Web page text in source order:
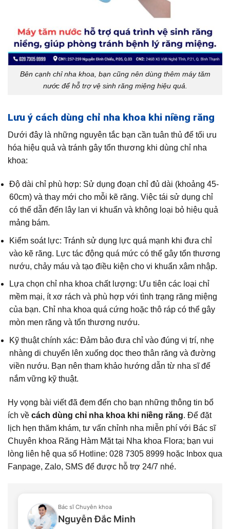
Bên cạnh chỉ nha khoa, bạn cũng nên dùng thêm máy tăm
nước để hỗ trợ vệ sinh răng miệng hiệu quả.
Lưu ý cách dùng chỉ nha khoa khi niềng răng
Dưới đây là những nguyên tắc bạn cần tuân thủ để tối ưu
hóa hiệu quả và tránh gây tổn thương khi dùng chỉ nha
khoa:
Độ dài chỉ phù hợp: Sử dụng đoạn chỉ đủ dài (khoảng 45-
60cm) và thay mới cho mỗi kẽ răng. Việc tái sử dụng chỉ
có thể dẫn đến lây lan vi khuẩn và không loại bỏ hiệu quả
mảng bám.
Kiểm soát lực: Tránh sử dụng lực quá mạnh khi đưa chỉ
vào kẽ răng. Lực tác động quá mức có thể gây tổn thương
nướu, chảy máu và tạo điều kiện cho vi khuẩn xâm nhập.
Lựa chọn chỉ nha khoa chất lượng: Ưu tiên các loại chỉ
mềm mại, ít xơ rách và phù hợp với tình trạng răng miệng
của bạn. Chỉ nha khoa quá cứng hoặc thô ráp có thể gây
mòn men răng và tổn thương nướu.
Kỹ thuật chính xác: Đảm bảo đưa chỉ vào đúng vị trí, nhẹ
nhàng di chuyển lên xuống dọc theo thân răng và đường
viền nướu. Bạn nên tham khảo hướng dẫn từ nha sĩ để
nắm vững kỹ thuật.
Hy vọng bài viết đã đem đến cho bạn những thông tin bổ
ích về cách dùng chỉ nha khoa khi niềng răng. Để đặt
lịch hẹn thăm khám, tư vấn chỉnh nha miễn phí với Bác sĩ
Chuyên khoa Răng Hàm Mặt tại Nha khoa Flora; bạn vui
lòng liên hệ qua số Hotline: 028 7305 8999 hoặc Inbox qua
Fanpage, Zalo, SMS để được hỗ trợ 24/7 nhé.
Bác sĩ Chuyên khoa
Nguyễn Đắc Minh